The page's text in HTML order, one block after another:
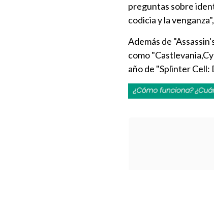
preguntas sobre
codicia y la
Además de
como
año de "Splinter Cell: